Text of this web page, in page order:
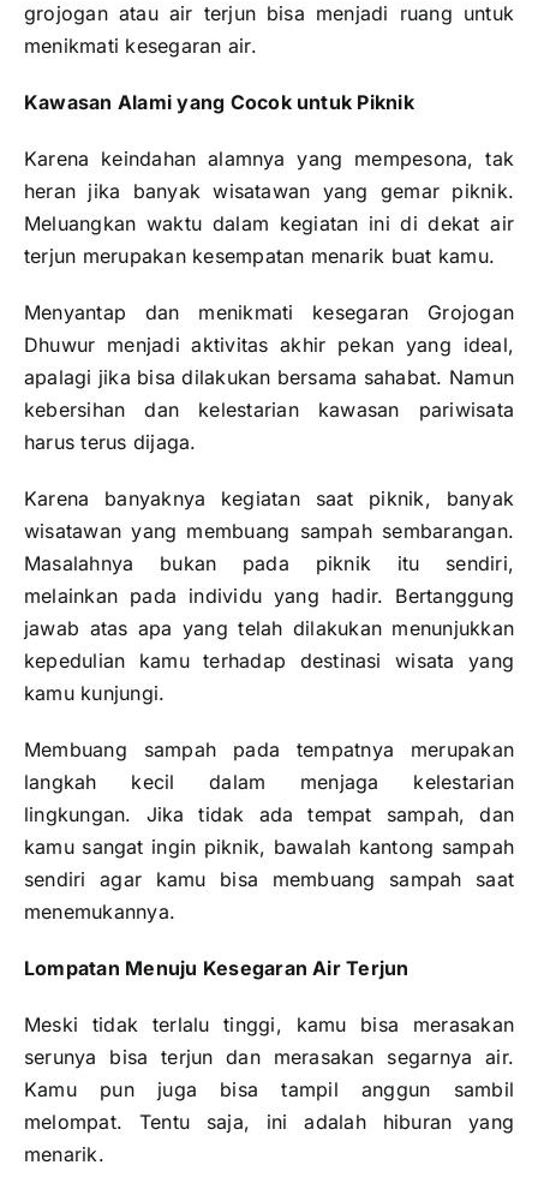
grojogan atau air terjun bisa menjadi ruang untuk
menikmati kesegaran air.
Kawasan Alami yang Cocok untuk Piknik
Karena keindahan alamnya yang mempesona, tak
heran jika banyak wisatawan yang gemar piknik.
Meluangkan waktu dalam kegiatan ini di dekat air
terjun merupakan kesempatan menarik buat kamu.
Menyantap dan menikmati kesegaran Grojogan
Dhuwur menjadi aktivitas akhir pekan yang ideal,
apalagi jika bisa dilakukan bersama sahabat. Namun
kebersihan dan kelestarian kawasan pariwisata
harus terus dijaga.
Karena banyaknya kegiatan saat piknik, banyak
wisatawan yang membuang sampah sembarangan.
Masalahnya bukan pada piknik itu sendiri,
melainkan pada individu yang hadir. Bertanggung
jawab atas apa yang telah dilakukan menunjukkan
kepedulian kamu terhadap destinasi wisata yang
kamu kunjungi.
Membuang sampah pada tempatnya merupakan
langkah kecil dalam menjaga kelestarian
lingkungan. Jika tidak ada tempat sampah, dan
kamu sangat ingin piknik, bawalah kantong sampah
sendiri agar kamu bisa membuang sampah saat
menemukannya.
Lompatan Menuju Kesegaran Air Terjun
Meski tidak terlalu tinggi, kamu bisa merasakan
serunya bisa terjun dan merasakan segarnya air.
Kamu pun juga bisa tampil anggun sambil
melompat. Tentu saja, ini adalah hiburan yang
menarik.